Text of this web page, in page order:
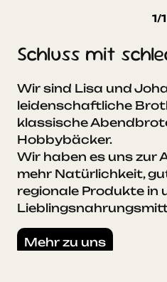
Schluss mit
Wir sind Lisa und
leidenschaftliche
klassische
Hobbybäcker.
Wir haben es uns zur
mehr Natürlichkeit,
regionale Produkte in
Mehr zu uns
1/1